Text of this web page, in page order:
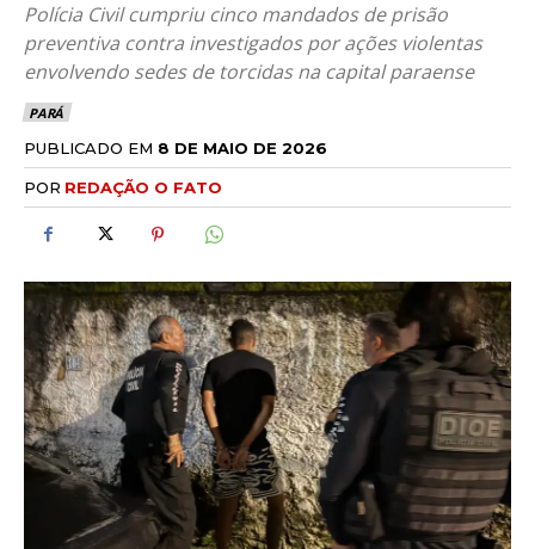
Polícia Civil cumpriu cinco mandados de prisão
preventiva contra investigados por ações violentas
envolvendo sedes de torcidas na capital paraense
PARÁ
PUBLICADO EM 8 DE MAIO DE 2026
POR REDAÇÃO O FATO